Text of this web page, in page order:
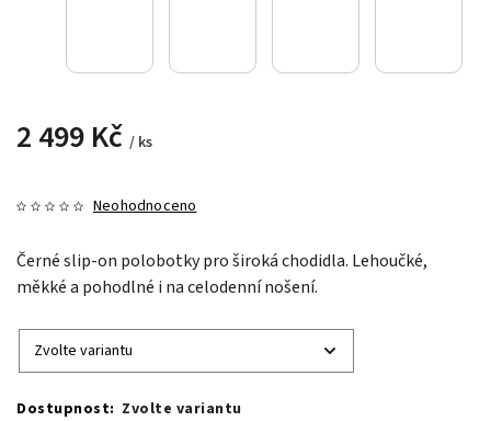
2 499 Kč / ks
Neohodnoceno
Černé slip-on polobotky pro široká chodidla. Lehoučké,
měkké a pohodlné i na celodenní nošení.
Zvolte variantu